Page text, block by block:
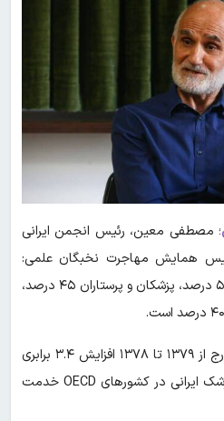
؛ مصطفی معین، رئیس انجمن ایرانی
همایش مهاجرت نخبگان علمی:
دتمایل استادان به مهاجرت؛ ۵۳ درصد، پزشکان و پرستاران ۴۵ درصد،
میزان دانشجویان ایرانی در خارج از ۱۳۷۹ تا ۱۳۷۸ افزایش ۳.۴ برابری
داشته است. بیش از ۱۰ هزار پزشک ایرانی در کشورهای OECD خدمت